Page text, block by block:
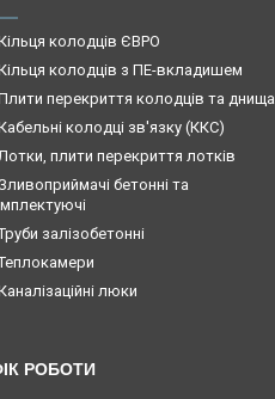
колодців ЄВРО
колодців з ПЕ-вкладишем
перекриття колодців та днища
колодці зв'язку (ККС)
плити перекриття лотків
Зливоприймачі бетонні та
залізобетонні
люки
РОБОТИ